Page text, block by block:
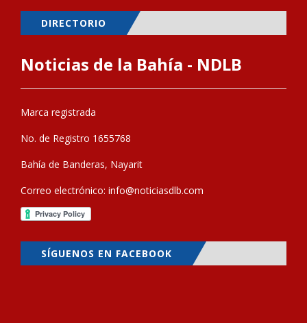
DIRECTORIO
Noticias de la Bahía - NDLB
Marca registrada
No. de Registro 1655768
Bahía de Banderas, Nayarit
Correo electrónico: info@noticiasdlb.com
SÍGUENOS EN FACEBOOK